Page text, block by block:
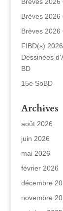
Brèves 2026
Brèves 2026
FIBD(s)
Dessinées
BD
15e SoBD
Archives
août 2026
juin 2026
mai 2026
février 2026
décembre
novembre